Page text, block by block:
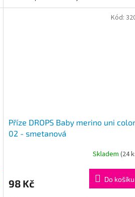
Instagram: #dropsbabymerino
Příze DROPS Baby merino uni color
02 - smetanová
je
Skladem (24
98 Kč Do košíku
Kód: